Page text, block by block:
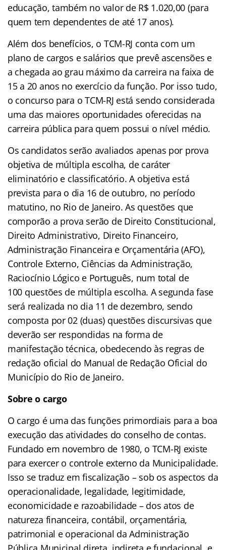
educação, também no valor de R$ 1.020,00 (para
quem tem dependentes de até 17 anos).
Além dos benefícios, o TCM-RJ conta com um
plano de cargos e salários que prevê ascensões e
a chegada ao grau máximo da carreira na faixa de
15 a 20 anos no exercício da função. Por isso tudo,
o concurso para o TCM-RJ está sendo considerada
uma das maiores oportunidades oferecidas na
carreira pública para quem possui o nível médio.
Os candidatos serão avaliados apenas por prova
objetiva de múltipla escolha, de caráter
eliminatório e classificatório. A objetiva está
prevista para o dia 16 de outubro, no período
matutino, no Rio de Janeiro. As questões que
comporão a prova serão de Direito Constitucional,
Direito Administrativo, Direito Financeiro,
Administração Financeira e Orçamentária (AFO),
Controle Externo, Ciências da Administração,
Raciocínio Lógico e Português, num total de
100 questões de múltipla escolha. A segunda fase
será realizada no dia 11 de dezembro, sendo
composta por 02 (duas) questões discursivas que
deverão ser respondidas na forma de
manifestação técnica, obedecendo às regras de
redação oficial do Manual de Redação Oficial do
Município do Rio de Janeiro.
Sobre o cargo
O cargo é uma das funções primordiais para a boa
execução das atividades do conselho de contas.
Fundado em novembro de 1980, o TCM-RJ existe
para exercer o controle externo da Municipalidade.
Isso se traduz em fiscalização – sob os aspectos da
operacionalidade, legalidade, legitimidade,
economicidade e razoabilidade – dos atos de
natureza financeira, contábil, orçamentária,
patrimonial e operacional da Administração